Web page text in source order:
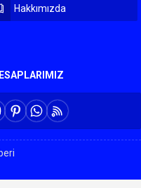
Hakkımızda